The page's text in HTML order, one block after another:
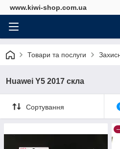
www.kiwi-shop.com.ua
Товари та послуги
Huawei Y5 2017 скла
Сортування